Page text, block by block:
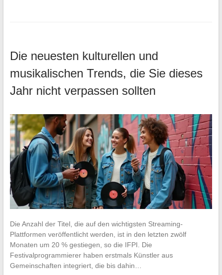
Die neuesten kulturellen und
musikalischen Trends, die Sie dieses
Jahr nicht verpassen sollten
Die Anzahl der Titel, die auf den wichtigsten Streaming-
Plattformen veröffentlicht werden, ist in den letzten zwölf
Monaten um 20 % gestiegen, so die IFPI. Die
Festivalprogrammierer haben erstmals Künstler aus
Gemeinschaften integriert, die bis dahin…